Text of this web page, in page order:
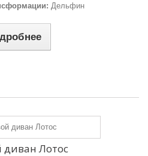
Дельфин
диван Лотос